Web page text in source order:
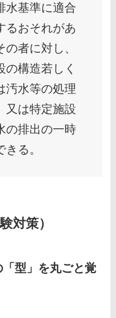
水基準に適合
るおそれがあ
者に対し、
構造若しく
汚水等の処理
又は特定施設
の排出の一時
る。
対策）
型」を丸ごと覚